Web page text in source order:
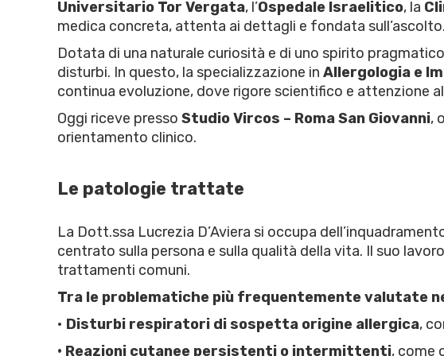
Universitario Tor Vergata, l’Ospedale Israelitico, la
medica concreta, attenta ai dettagli e fondata sull’ascolto.
Dotata di una naturale curiosità e di uno spirito
disturbi. In questo, la specializzazione in Allergologia e
continua evoluzione, dove rigore scientifico e attenzione
Oggi riceve presso Studio Vircos – Roma San Giovanni,
orientamento clinico.
Le patologie trattate
La Dott.ssa Lucrezia D’Aviera si occupa
centrato sulla persona e sulla qualità della vita. Il suo
trattamenti comuni.
Tra le problematiche più frequentemente valutate
• Disturbi respiratori di sospetta origine allergica,
• Reazioni cutanee persistenti o intermittenti, come